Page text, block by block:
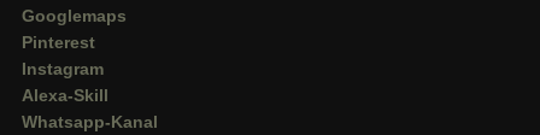
Googlemaps
Pinterest
Instagram
Alexa-Skill
Whatsapp-Kanal